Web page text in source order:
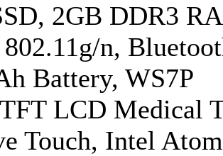
2GB DDR3
n,
Battery, WS7P
LCD Medical
Touch, Intel